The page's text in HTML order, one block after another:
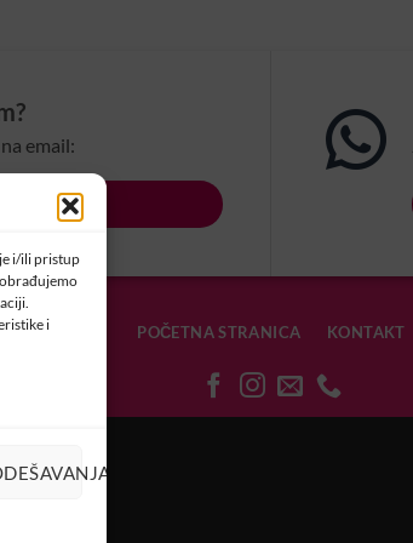
i/ili pristup
i
email:
POČETNA STRANICA KONTAKT